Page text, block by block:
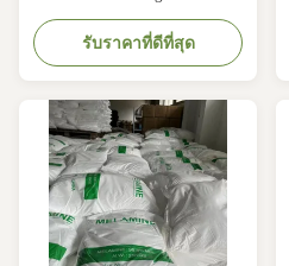
Material Product Description:
Melamine powder is a basic
intermediate product in organic
chemistry and has a wide range
of USES. It is mainly used as raw
materials for the production of
melamine/formaldehyde resin
(MF), melamine glue for
building ...
รับราคาที่ดีที่สุด